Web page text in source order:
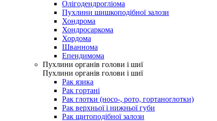
Олігодендрогліома
Пухлини шишкоподібної залози
Хондрома
Хондросаркома
Хордома
Шваннома
Епендимома
Пухлини органів голови і шиї
Пухлини органів голови і шиї
Рак язика
Рак гортані
Рак глотки (носо-, рото, гортаноглотки)
Рак верхньої і нижньої губи
Рак щитоподібної залози